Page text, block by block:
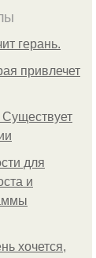
герань.
привлечет
Существует
для
и
хочется,